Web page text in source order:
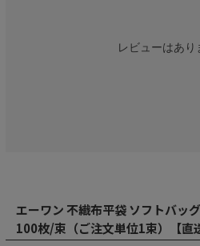
レビューはあり
エーワン 不織布平袋 ソフトバッ
100枚/束（ご注文単位1束）【直